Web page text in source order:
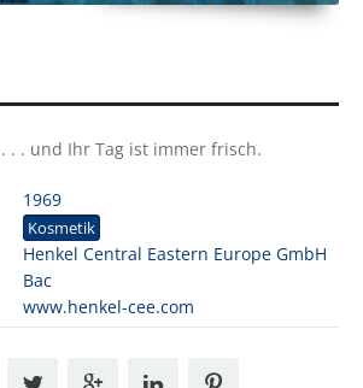
. . . und Ihr Tag ist immer frisch.
1969
Kosmetik
Henkel Central Eastern Europe GmbH
Bac
www.henkel-cee.com